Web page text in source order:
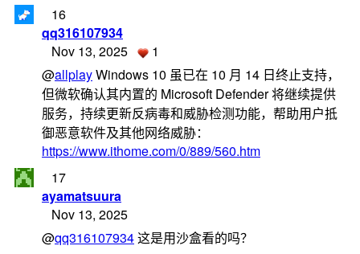
16
qq316107934
Nov 13, 2025
1
@allplayWindows 10 虽已在 10 月 14 日终止支持，
但微软确认其内置的 Microsoft Defender 将继续提供
服务，持续更新反病毒和威胁检测功能，帮助用户抵
御恶意软件及其他网络威胁：
https://www.ithome.com/0/889/560.htm
17
ayamatsuura
Nov 13, 2025
@qq316107934这是用沙盒看的吗？